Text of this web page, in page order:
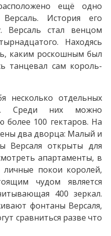
ещё одно
История его
Версаль стал венцом
Находясь
каким роскошным был
танцевал сам король-
несколько отдельных
Среди них можно
100 гектаров. На
два дворца: Малый и
Версаля открыты для
апартаменты, в
покои королей,
чудом является
400 зеркал.
фонтаны Версаля,
сравниться разве что